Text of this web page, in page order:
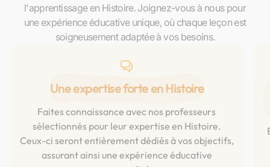
l'apprentissage en Histoire. Joignez-vous à nous pour
une expérience éducative unique, où chaque leçon est
soigneusement adaptée à vos besoins.
Une expertise forte en Histoire
Faites connaissance avec nos professeurs
sélectionnés pour leur expertise en Histoire.
Ceux-ci seront entièrement dédiés à vos objectifs,
assurant ainsi une expérience éducative